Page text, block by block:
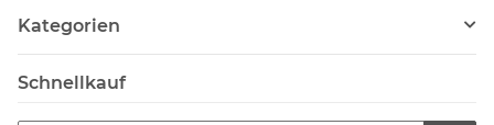
Kategorien
Schnellkauf